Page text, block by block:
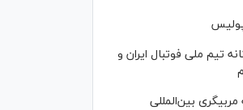
تیم ملی فوتبال ایران و
مربیگری بین‌المللی